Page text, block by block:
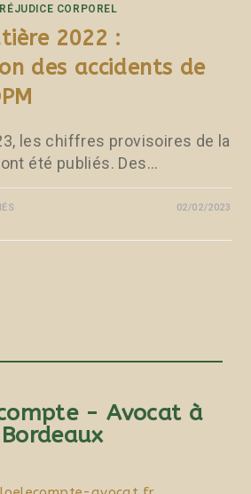
CORPOREL
2022 :
des accidents de
les chiffres provisoires de la
été publiés. Des…
02/02/2023
- Avocat à
Bordeaux